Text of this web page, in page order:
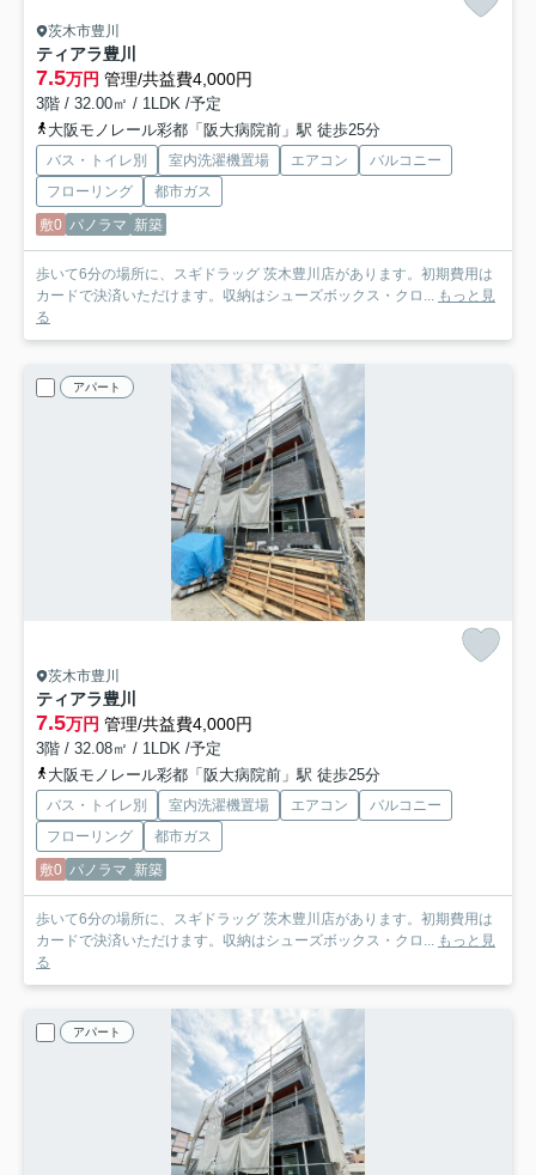
茨木市豊川
ティアラ豊川
7.5万円 管理/共益費4,000円
3階 / 32.00㎡ / 1LDK /予定
大阪モノレール彩都「阪大病院前」駅 徒歩25分
バス・トイレ別 室内洗濯機置場 エアコン
バルコニー
フローリング
都市ガス
敷0 パノラマ 新築
歩いて6分の場所に、スギドラッグ 茨木豊川店があります。初期費用は
カードで決済いただけます。収納はシューズボックス・クロ...
もっと見
る
アパート
茨木市豊川
ティアラ豊川
7.5万円 管理/共益費4,000円
3階 / 32.08㎡ / 1LDK /予定
大阪モノレール彩都「阪大病院前」駅 徒歩25分
バス・トイレ別 室内洗濯機置場 エアコン
バルコニー
フローリング
都市ガス
敷0 パノラマ 新築
歩いて6分の場所に、スギドラッグ 茨木豊川店があります。初期費用は
カードで決済いただけます。収納はシューズボックス・クロ...
もっと見
る
アパート